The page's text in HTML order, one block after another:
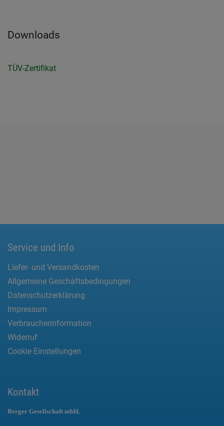
Downloads
TÜV-Zertifikat
Service und Info
Liefer- und Versandkosten
Allgemeine Geschäftsbedingungen
Datenschutzerklärung
Impressum
Verbraucherinformation
Widerruf
Cookie Einstellungen
Kontakt
Berger Gesellschaft mbH.